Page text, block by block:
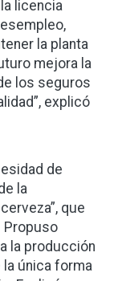
licencia
la planta
mejora la
los seguros
explicó
de
la
que
Propuso
la producción
única forma